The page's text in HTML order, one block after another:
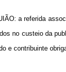
a referida
no custeio da
e contribuinte